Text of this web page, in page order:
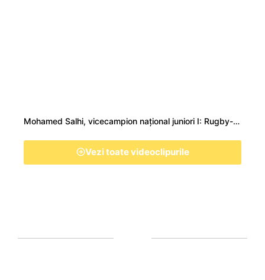
Mohamed Salhi, vicecampion național juniori I: Rugby-ul te învață să accepți și înfrângerile
Vezi toate videoclipurile